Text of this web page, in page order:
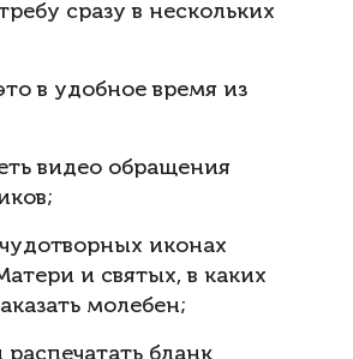
сразу в нескольких
в удобное время из
видео обращения
иконах
и святых, в каких
молебен;
распечатать бланк